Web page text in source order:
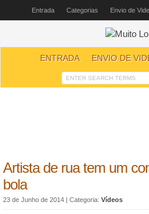
Entrada Categorias Envio de
ENTRADA ENVIO DE
Artista de rua tem um
bola
23 de Junho de 2014 | Categoria: Vídeos